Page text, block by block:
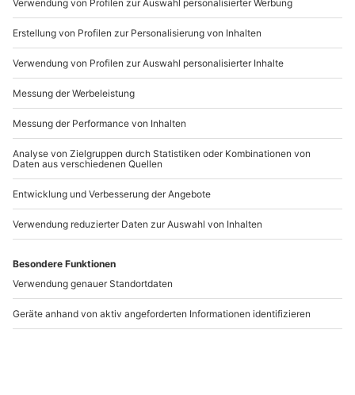
b2b@mydays.de
www.b2b.mydays.de/
Andere Produkte entdecken
Gin Seminar Stuttgart